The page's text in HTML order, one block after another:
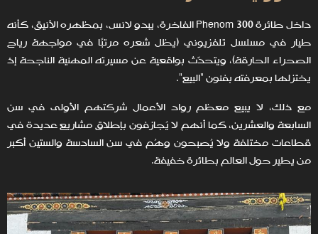
داخل طائرة Phenom 300 الفاخرة، يبدو لانس، بمظهره الأنيق، كأنه
طيار في مسلسل تلفزيوني (يظل شعره مرتبًا في مواجهة رياح
الصحراء الحارقة)، ويتحدّث بواقعية عن مسيرته المهنية الناجحة إذ
يختزلها بمعرفته بفنون "البيع".
مع ذلك، لا يبيع معظم رواد الأعمال شركتهم الأولى في سن
السابعة والعشرين، كما أنهم لا يُجازفون بإطلاق مشاريع عديدة في
قطاعات مختلفة ولا يُصبحون وهُم في سن السادسة والستين أكبر
من يطير حول العالم بطائرة خفيفة.